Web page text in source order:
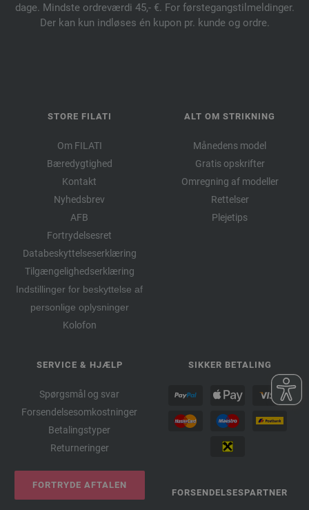
dage. Mindste ordreværdi 45,- €. For førstegangstilmeldinger.
Der kan kun indløses én kupon pr. kunde og ordre.
STORE FILATI
Om FILATI
Bæredygtighed
Kontakt
Nyhedsbrev
AFB
Fortrydelsesret
Databeskyttelseserklæring
Tilgængelighedserklæring
Indstillinger for beskyttelse af
personlige oplysninger
Kolofon
ALT OM STRIKNING
Månedens model
Gratis opskrifter
Omregning af modeller
Rettelser
Plejetips
SERVICE & HJÆLP
Spørgsmål og svar
Forsendelsesomkostninger
Betalingstyper
Returneringer
FORTRYDE AFTALEN
SIKKER BETALING
FORSENDELSESPARTNER